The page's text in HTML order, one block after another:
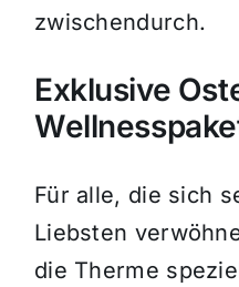
zwischendurch.
Exklusive
Für alle, die sich
Liebsten
die Therme